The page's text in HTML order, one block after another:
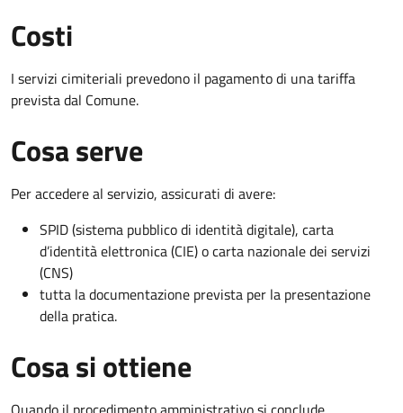
Costi
I servizi cimiteriali prevedono il pagamento di una tariffa
prevista dal Comune.
Cosa serve
Per accedere al servizio, assicurati di avere:
SPID (sistema pubblico di identità digitale), carta
d’identità elettronica (CIE) o carta nazionale dei servizi
(CNS)
tutta la documentazione prevista per la presentazione
della pratica.
Cosa si ottiene